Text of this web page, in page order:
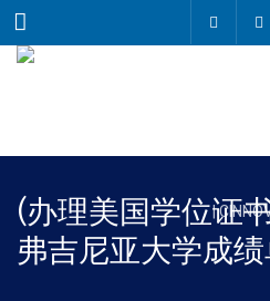
Menu
(办理美国学位证
弗吉尼亚大学成